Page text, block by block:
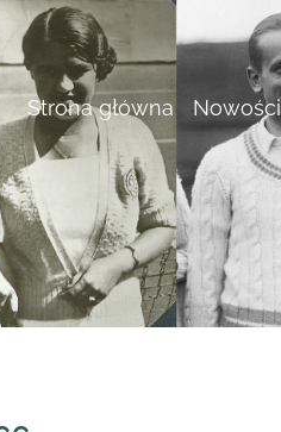
Strona główna Nowości